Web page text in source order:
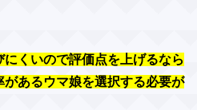
くいので評価点を上げるなら
あるウマ娘を選択する必要が